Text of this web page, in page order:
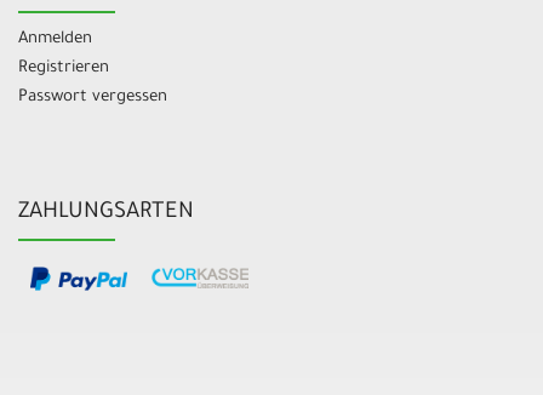
Anmelden
Registrieren
Passwort vergessen
ZAHLUNGSARTEN